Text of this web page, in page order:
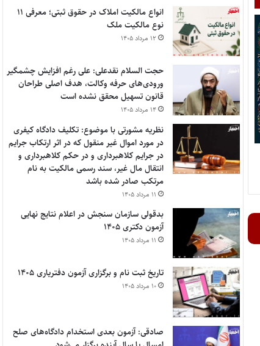
انواع مالکیت املاک در حقوق ثبتی؛ معرفی ۱۱
نوع مالکیت ملک
۱۲ مرداد ۱۴۰۵
حجت السلام نقدعلی: علی رغم افزایش چشمگیر
ورودی‌های حرفه وکالت، هدف اصلی طراحان
قانون تسهیل محقق نشده است
۱۴ مرداد ۱۴۰۵
نظریه مشورتی با موضوع: تکلیف دادگاه کیفری
در مورد اموال غیر منقول که در اثر ارتکاب جرایم
در جرایم کلاهبرداری و در حکم کلاهبرداری و
انتقال مال غیر، سند رسمی مالکیت به نام
مرتکب صادر شده باشد
۱۱ مرداد ۱۴۰۵
بدقولی سازمان سنجش در اعلام نتایج نهایی
آزمون دکتری ۱۴۰۵
۱۱ مرداد ۱۴۰۵
تاریخ ثبت نام و برگزاری آزمون دفتریاری ۱۴۰۵
۱۰ مرداد ۱۴۰۵
صادقی: آزمون بعدی استخدام دادگاه‌های صلح